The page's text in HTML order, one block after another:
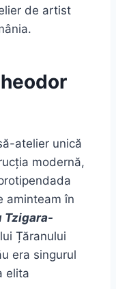
de artist
atelier unică
modernă,
aminteam în
Tzigara-
Țăranului
era singurul
elita